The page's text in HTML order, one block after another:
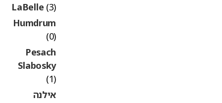
LaBelle
Humdrum
Pesach
Slabosky
אילנה